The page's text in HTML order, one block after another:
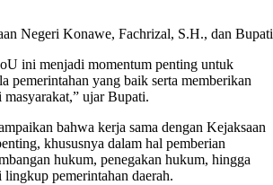
Negeri Konawe, Fachrizal, S.H., dan
ini menjadi momentum penting untuk
pemerintahan yang baik serta memberikan
ujar Bupati.
bahwa kerja sama dengan Kejaksaan
khususnya dalam hal pemberian
hukum, penegakan hukum, hingga
pemerintahan daerah.